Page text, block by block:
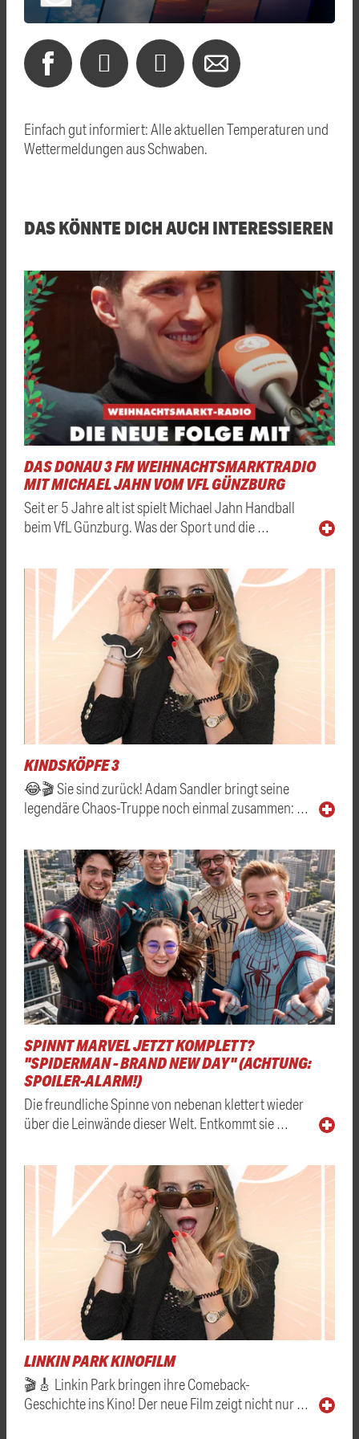
Einfach gut informiert: Alle aktuellen Temperaturen und
Wettermeldungen aus Schwaben.
DAS KÖNNTE DICH AUCH INTERESSIEREN
DAS DONAU 3 FM WEIHNACHTSMARKTRADIO
MIT MICHAEL JAHN VOM VFL GÜNZBURG
Seit er 5 Jahre alt ist spielt Michael Jahn Handball
beim VfL Günzburg. Was der Sport und die …
KINDSKÖPFE 3
😂🎬 Sie sind zurück! Adam Sandler bringt seine
legendäre Chaos-Truppe noch einmal zusammen: …
SPINNT MARVEL JETZT KOMPLETT?
"SPIDERMAN - BRAND NEW DAY" (ACHTUNG:
SPOILER-ALARM!)
Die freundliche Spinne von nebenan klettert wieder
über die Leinwände dieser Welt. Entkommt sie …
LINKIN PARK KINOFILM
🎬🎸 Linkin Park bringen ihre Comeback-
Geschichte ins Kino! Der neue Film zeigt nicht nur …